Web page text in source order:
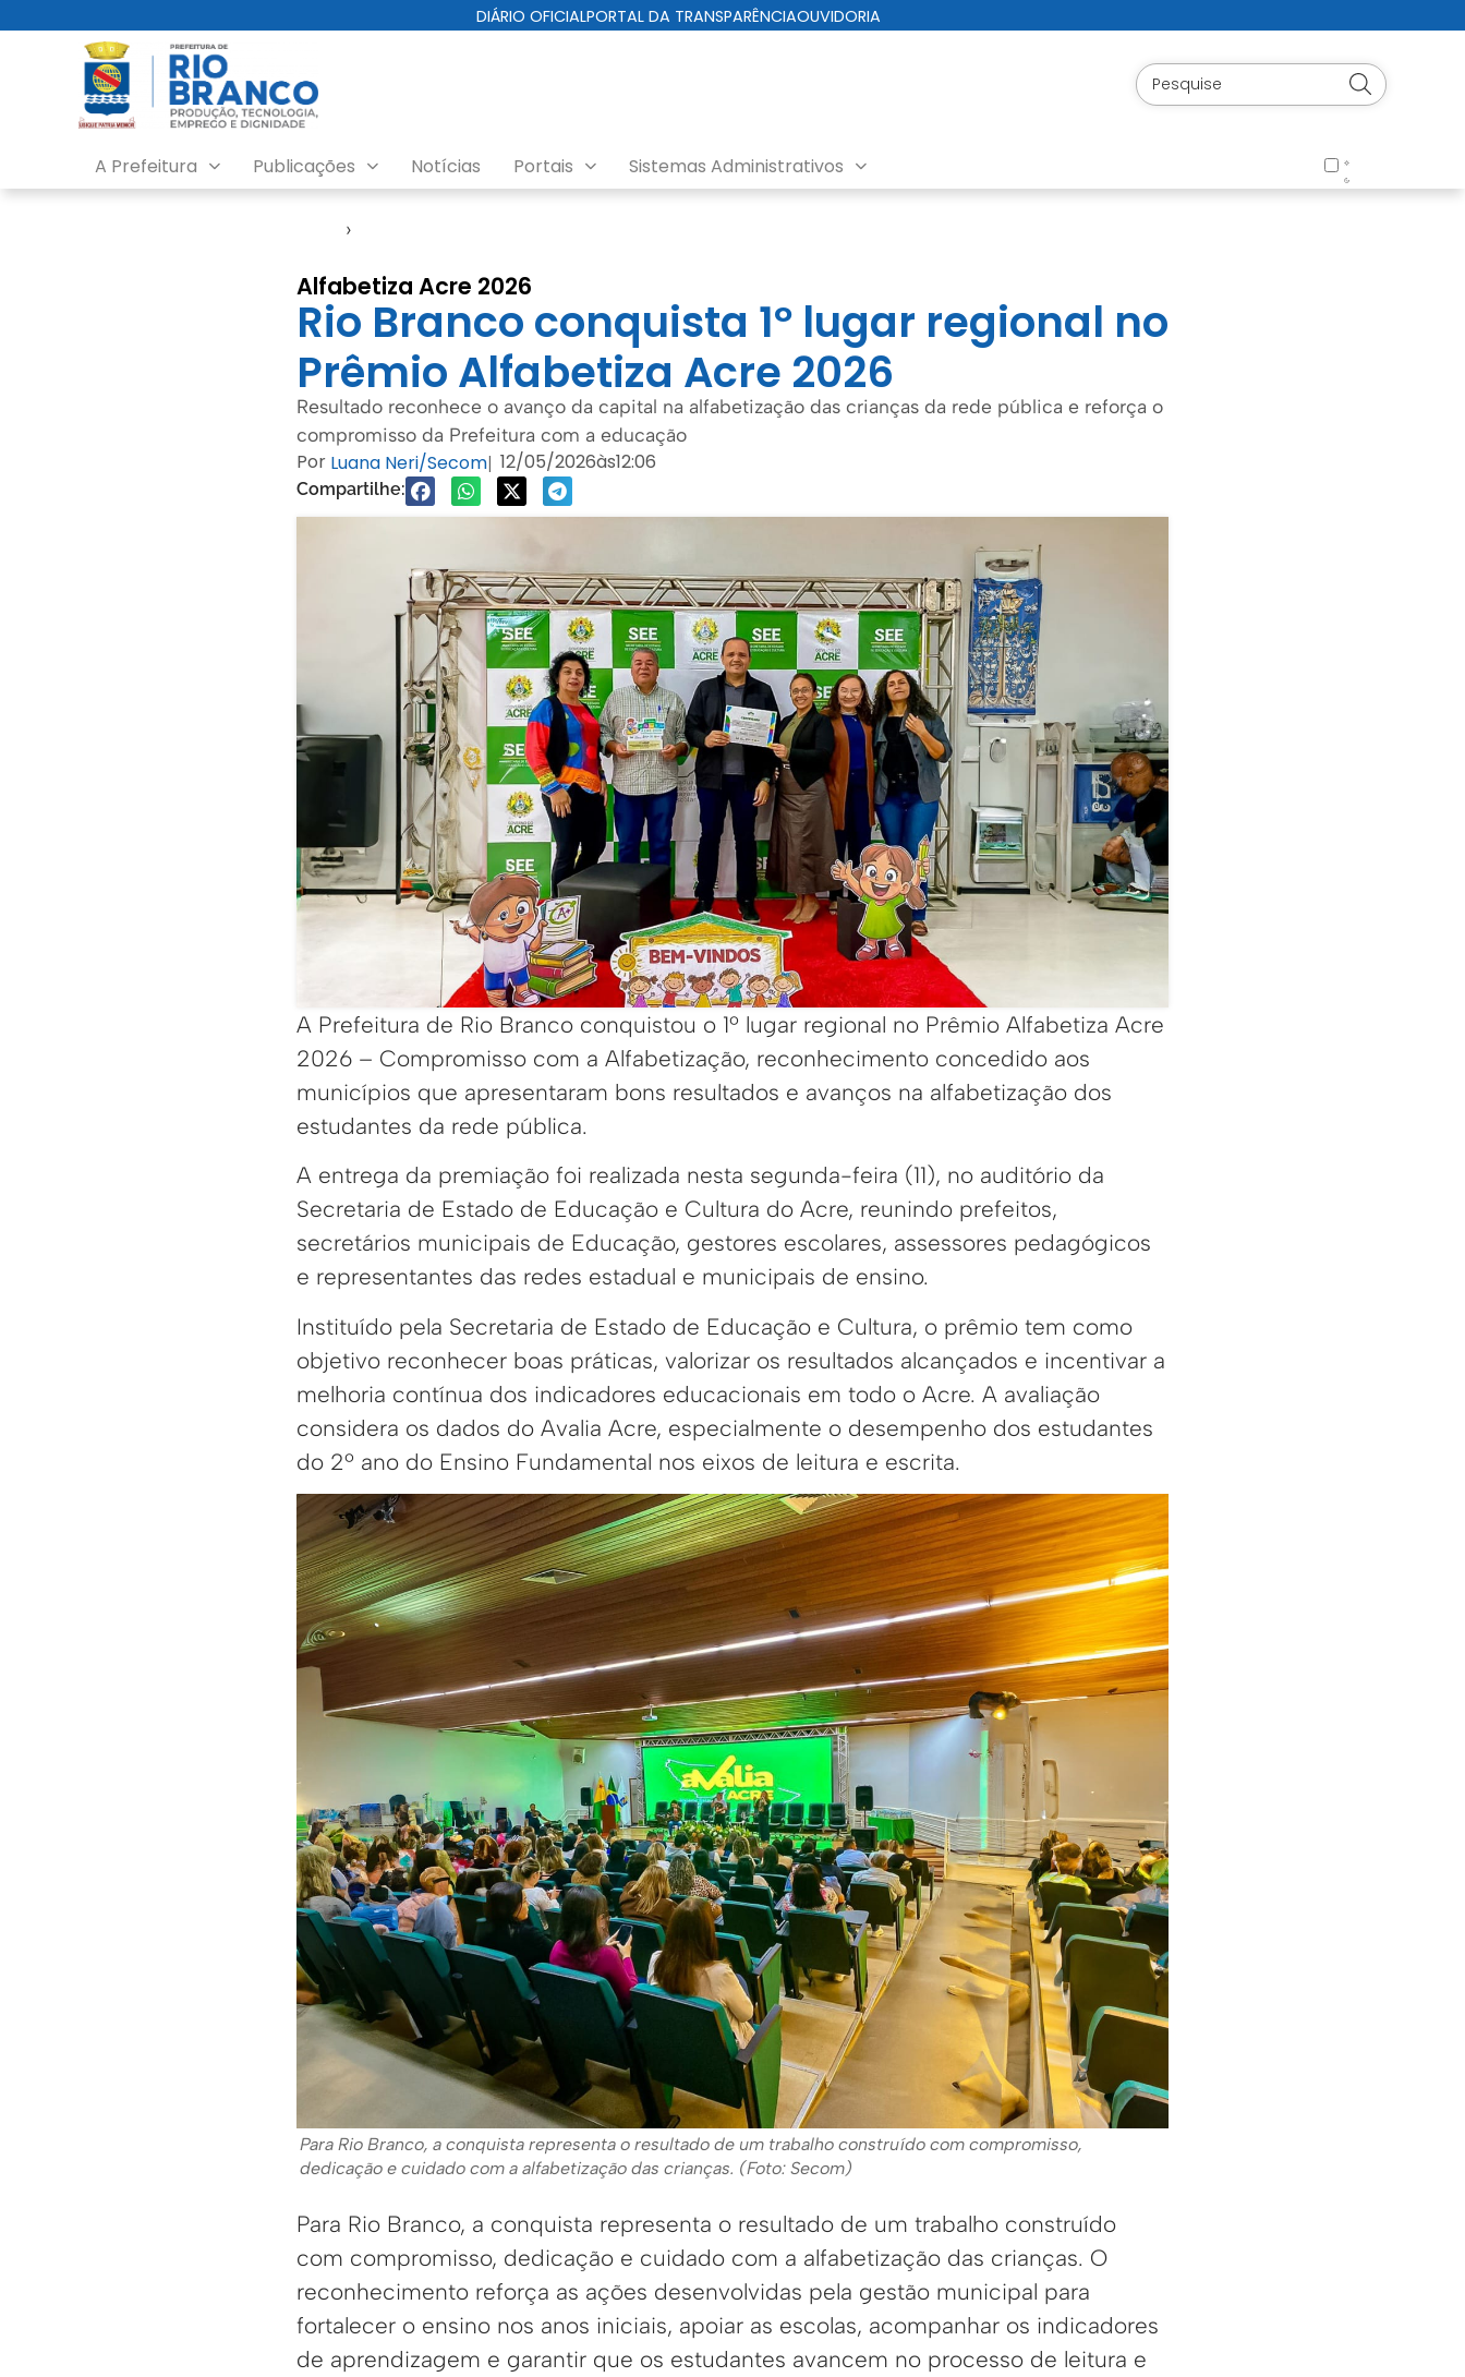
DIÁRIO OFICIALPORTAL DA TRANSPARÊNCIAOUVIDORIA
A Prefeitura Publicações Notícias Portais Sistemas Administrativos
›
Alfabetiza Acre 2026
Rio Branco conquista 1º lugar regional no
Prêmio Alfabetiza Acre 2026
Resultado reconhece o avanço da capital na alfabetização das crianças da rede pública e reforça o
compromisso da Prefeitura com a educação
Por Luana Neri/Secom| 12/05/2026às12:06
Compartilhe:
A Prefeitura de Rio Branco conquistou o 1º lugar regional no Prêmio Alfabetiza Acre
2026 – Compromisso com a Alfabetização, reconhecimento concedido aos
municípios que apresentaram bons resultados e avanços na alfabetização dos
estudantes da rede pública.
A entrega da premiação foi realizada nesta segunda-feira (11), no auditório da
Secretaria de Estado de Educação e Cultura do Acre, reunindo prefeitos,
secretários municipais de Educação, gestores escolares, assessores pedagógicos
e representantes das redes estadual e municipais de ensino.
Instituído pela Secretaria de Estado de Educação e Cultura, o prêmio tem como
objetivo reconhecer boas práticas, valorizar os resultados alcançados e incentivar a
melhoria contínua dos indicadores educacionais em todo o Acre. A avaliação
considera os dados do Avalia Acre, especialmente o desempenho dos estudantes
do 2º ano do Ensino Fundamental nos eixos de leitura e escrita.
Para Rio Branco, a conquista representa o resultado de um trabalho construído com compromisso,
dedicação e cuidado com a alfabetização das crianças. (Foto: Secom)
Para Rio Branco, a conquista representa o resultado de um trabalho construído
com compromisso, dedicação e cuidado com a alfabetização das crianças. O
reconhecimento reforça as ações desenvolvidas pela gestão municipal para
fortalecer o ensino nos anos iniciais, apoiar as escolas, acompanhar os indicadores
de aprendizagem e garantir que os estudantes avancem no processo de leitura e